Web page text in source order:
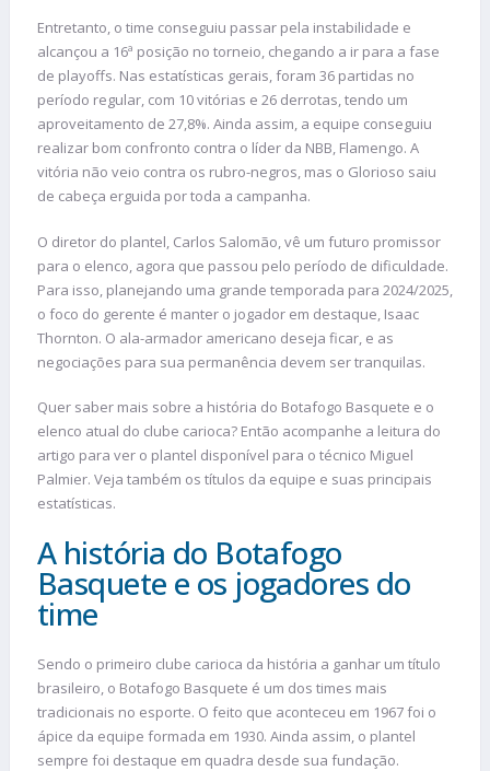
Entretanto, o time conseguiu passar pela instabilidade e
alcançou a 16ª posição no torneio, chegando a ir para a fase
de playoffs. Nas estatísticas gerais, foram 36 partidas no
período regular, com 10 vitórias e 26 derrotas, tendo um
aproveitamento de 27,8%. Ainda assim, a equipe conseguiu
realizar bom confronto contra o líder da NBB, Flamengo. A
vitória não veio contra os rubro-negros, mas o Glorioso saiu
de cabeça erguida por toda a campanha.
O diretor do plantel, Carlos Salomão, vê um futuro promissor
para o elenco, agora que passou pelo período de dificuldade.
Para isso, planejando uma grande temporada para 2024/2025,
o foco do gerente é manter o jogador em destaque, Isaac
Thornton. O ala-armador americano deseja ficar, e as
negociações para sua permanência devem ser tranquilas.
Quer saber mais sobre a história do Botafogo Basquete e o
elenco atual do clube carioca? Então acompanhe a leitura do
artigo para ver o plantel disponível para o técnico Miguel
Palmier. Veja também os títulos da equipe e suas principais
estatísticas.
A história do Botafogo
Basquete e os jogadores do
time
Sendo o primeiro clube carioca da história a ganhar um título
brasileiro, o Botafogo Basquete é um dos times mais
tradicionais no esporte. O feito que aconteceu em 1967 foi o
ápice da equipe formada em 1930. Ainda assim, o plantel
sempre foi destaque em quadra desde sua fundação.